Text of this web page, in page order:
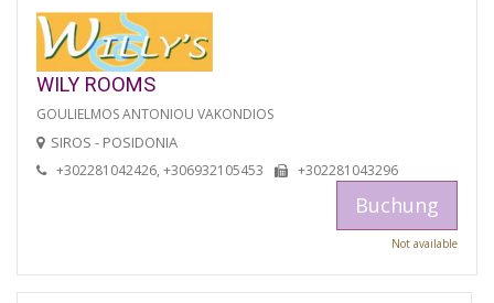
WILY ROOMS
GOULIELMOS ANTONIOU VAKONDIOS
SIROS - POSIDONIA
+302281042426, +306932105453 +302281043296
Buchung
Not available